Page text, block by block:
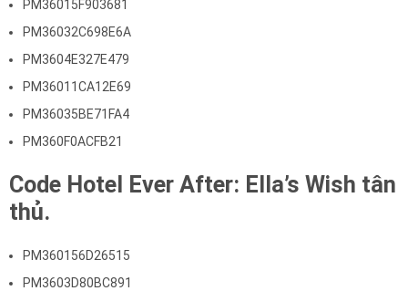
PM36015F903681
PM36032C698E6A
PM3604E327E479
PM36011CA12E69
PM36035BE71FA4
PM360F0ACFB21
Code Hotel Ever After: Ella’s Wish tân
thủ.
PM360156D26515
PM3603D80BC891